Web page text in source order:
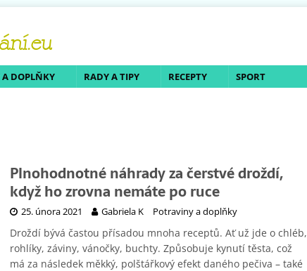
DOPLŇKY RADY A TIPY RECEPTY SPORT
Plnohodnotné náhrady za čerstvé droždí,
když ho zrovna nemáte po ruce
25. února 2021 Gabriela K Potraviny a doplňky
Droždí bývá častou přísadou mnoha receptů. Ať už jde o chléb,
rohlíky, záviny, vánočky, buchty. Způsobuje kynutí těsta, což
má za následek měkký, polštářkový efekt daného pečiva – také